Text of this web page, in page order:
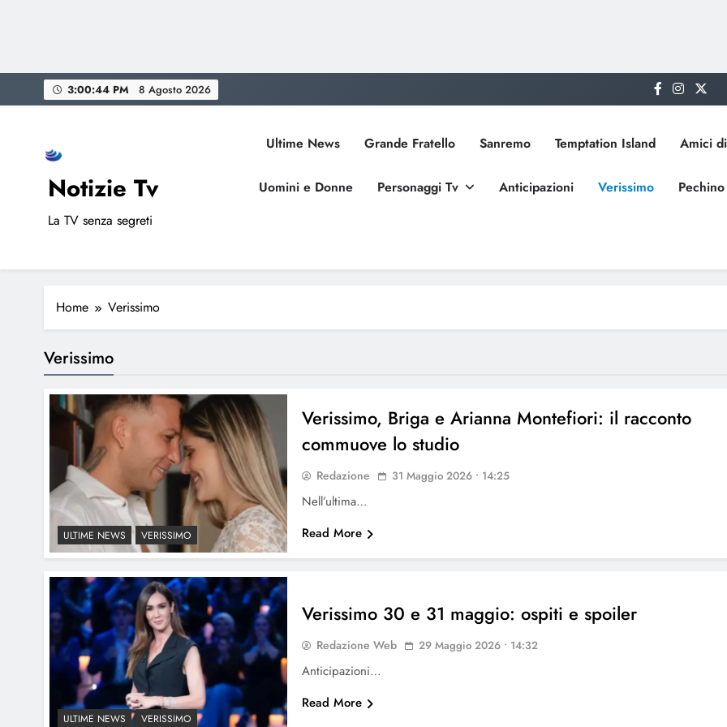
to
3:00:45 PM 8 Agosto 2026
Notizie Tv
La TV senza segreti
Ultime News Grande Fratello Sanremo Temptation Island Amici
Uomini e Donne Personaggi Tv Anticipazioni Verissimo
Home Verissimo
Verissimo
ULTIME NEWS VERISSIMO
Verissimo, Briga e Arianna Montefiori: il racconto
commuove lo studio
Redazione 31 Maggio 2026 • 14:25
Nell’ultima…
Read More
ULTIME NEWS VERISSIMO
Verissimo 30 e 31 maggio: ospiti e spoiler
Redazione Web 29 Maggio 2026 • 14:32
Anticipazioni…
Read More